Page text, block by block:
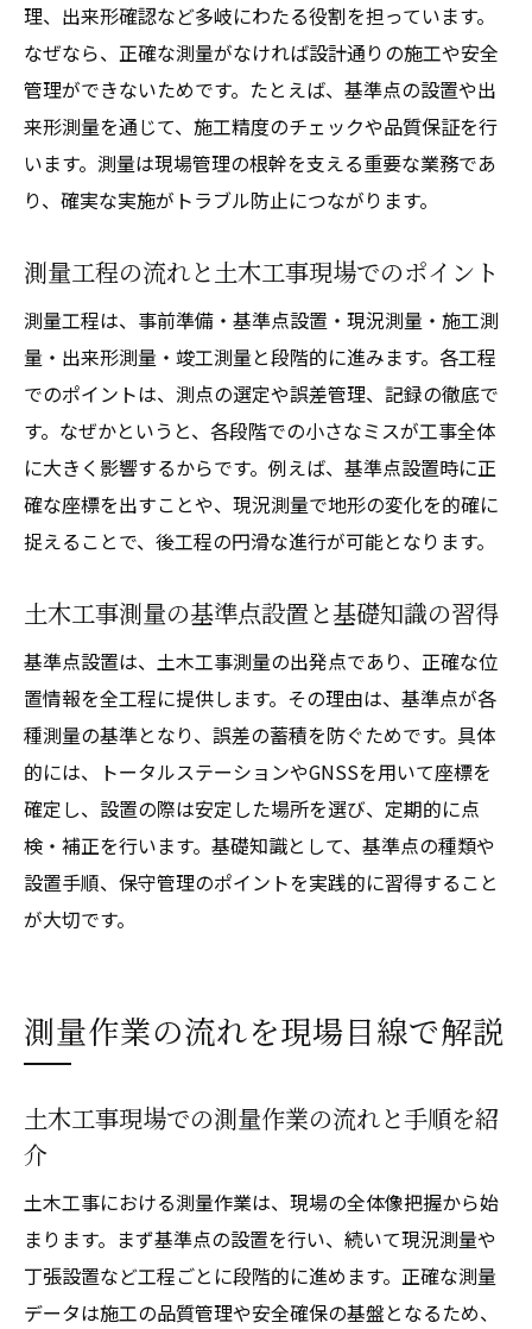
工事測量に必要な道具と現場での使い方
土木工事測量の正確さを支える道具の特徴
現場で役立つ測量道具の選定ポイントとは
公共工事で活きる測量技術の実践法
土木工事の公共測量で求められる技術と実
工事現場で活かす測量技術の基礎と応用力
公共工事における測量技術の重要ポイント
土木工事測量の実務で使える最新技術を紹
介
測量技術が土木工事の進行を支える理由
施工管理に役立つ測量のやり方とは
土木工事施工管理を支える測量のやり方入
門
施工精度を高めるための測量ポイントを解
説
測量のやり方が土木工事品質管理に直結す
る
土木工事現場で役立つ測量管理ノウハウ集
理、出来形確認など多岐にわたる役割を担っています。
なぜなら、正確な測量がなければ設計通りの施工や安全
管理ができないためです。たとえば、基準点の設置や出
来形測量を通じて、施工精度のチェックや品質保証を行
います。測量は現場管理の根幹を支える重要な業務であ
り、確実な実施がトラブル防止につながります。
測量工程の流れと土木工事現場でのポイント
測量工程は、事前準備・基準点設置・現況測量・施工測
量・出来形測量・竣工測量と段階的に進みます。各工程
でのポイントは、測点の選定や誤差管理、記録の徹底で
す。なぜかというと、各段階での小さなミスが工事全体
に大きく影響するからです。例えば、基準点設置時に正
確な座標を出すことや、現況測量で地形の変化を的確に
捉えることで、後工程の円滑な進行が可能となります。
土木工事測量の基準点設置と基礎知識の習得
基準点設置は、土木工事測量の出発点であり、正確な位
置情報を全工程に提供します。その理由は、基準点が各
種測量の基準となり、誤差の蓄積を防ぐためです。具体
的には、トータルステーションやGNSSを用いて座標を
確定し、設置の際は安定した場所を選び、定期的に点
検・補正を行います。基礎知識として、基準点の種類や
設置手順、保守管理のポイントを実践的に習得すること
が大切です。
測量作業の流れを現場目線で解説
土木工事現場での測量作業の流れと手順を紹
介
土木工事における測量作業は、現場の全体像把握から始
まります。まず基準点の設置を行い、続いて現況測量や
丁張設置など工程ごとに段階的に進めます。正確な測量
データは施工の品質管理や安全確保の基盤となるため、